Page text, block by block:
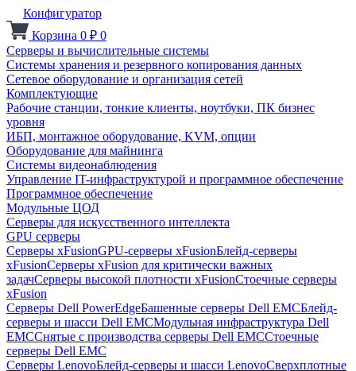
Конфигуратор
Корзина 0 ₽ 0
Серверы и вычислительные системы
Системы хранения и резервного копирования данных
Сетевое оборудование и организация сетей
Комплектующие
Рабочие станции, тонкие клиенты, ноутбуки, ПК бизнес
уровня
ИБП, монтажное оборудование, KVM, опции
Оборудование для майнинга
Системы видеонаблюдения
Управление IT-инфраструктурой и программное обеспечение
Программное обеспечение
Модульные ЦОД
Серверы для искусственного интеллекта
GPU серверы
Серверы xFusionGPU-серверы xFusionБлейд-серверы
xFusionСерверы xFusion для критически важных
задачСерверы высокой плотности xFusionСтоечные серверы
xFusion
Серверы Dell PowerEdgeБашенные серверы Dell EMCБлейд-
серверы и шасси Dell EMCМодульная инфраструктура Dell
EMCСнятые с производства серверы Dell EMCСтоечные
серверы Dell EMC
Серверы LenovoБлейд-серверы и шасси LenovoСверхплотные